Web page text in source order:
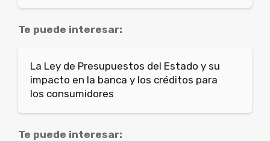
Te puede interesar:
La Ley de Presupuestos del Estado y su
impacto en la banca y los créditos para
los consumidores
Te puede interesar: